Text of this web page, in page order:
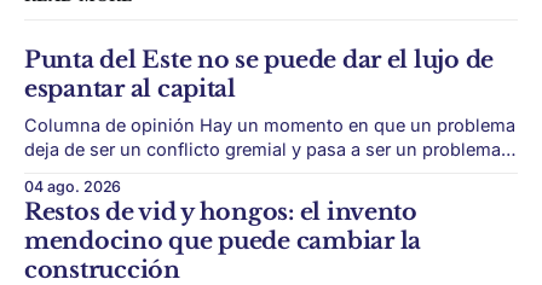
Punta del Este no se puede dar el lujo de
espantar al capital
Columna de opinión Hay un momento en que un problema
deja de ser un conflicto gremial y pasa a ser un problema
sin rodeos: lo que está en juego en Punta del Este no es
una obra, ni una temporada,
04 ago. 2026
Restos de vid y hongos: el invento
mendocino que puede cambiar la
construcción